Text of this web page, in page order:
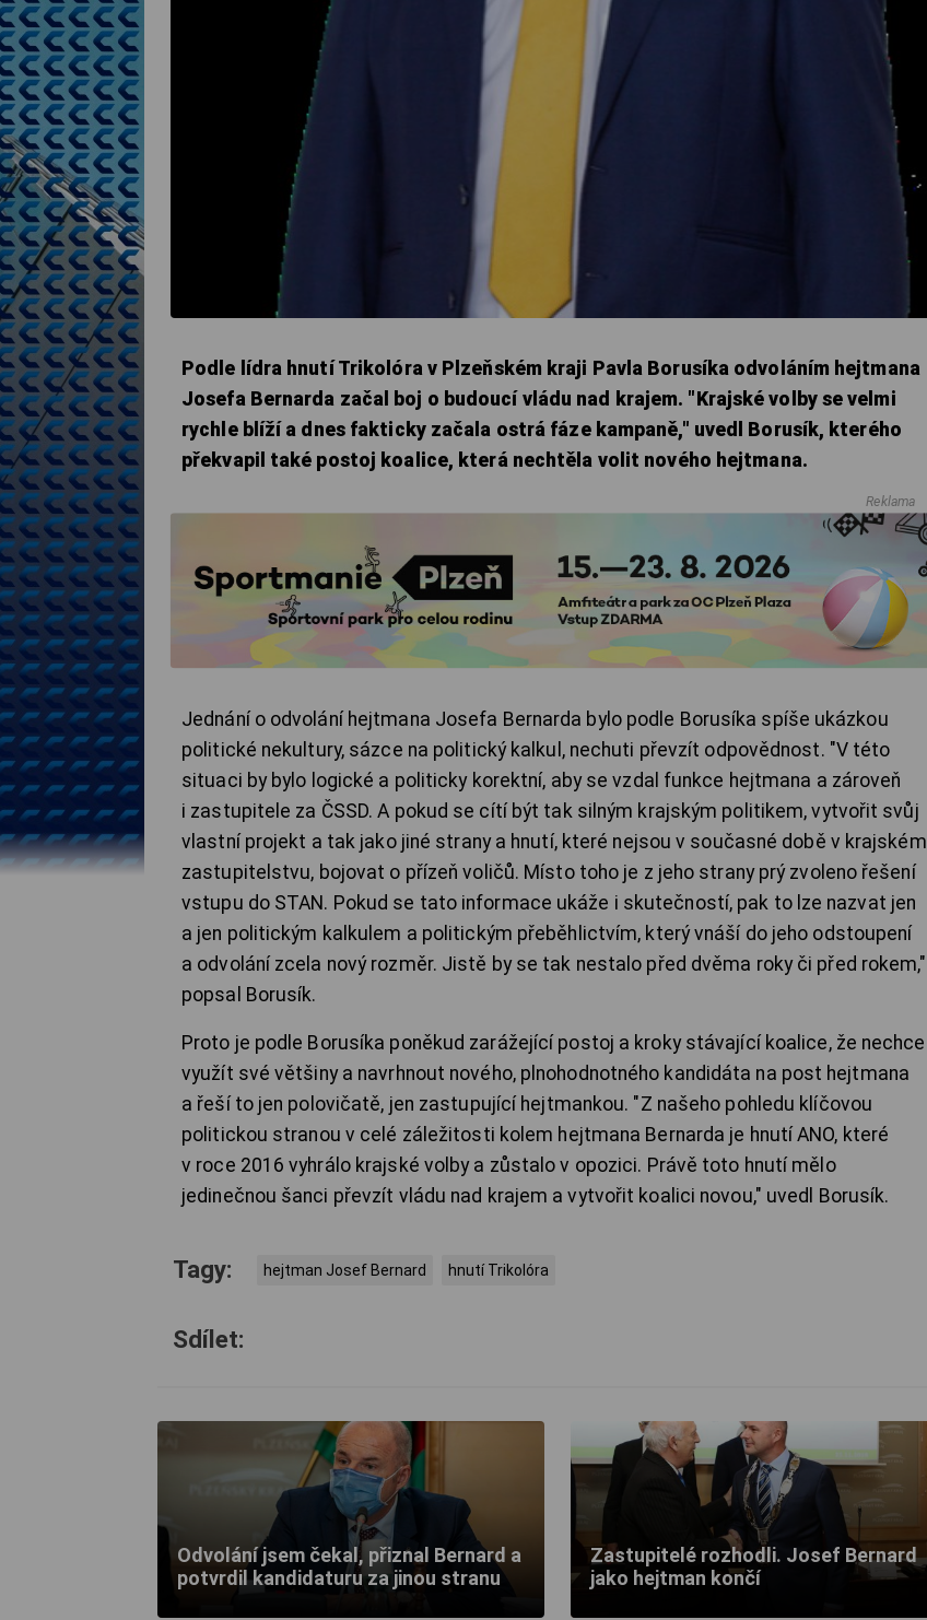
Podle lídra hnutí Trikolóra v Plzeňském kraji Pavla Borusíka odvoláním hejtmana
Josefa Bernarda začal boj o budoucí vládu nad krajem. "Krajské volby se velmi
rychle blíží a dnes fakticky začala ostrá fáze kampaně," uvedl Borusík, kterého
překvapil také postoj koalice, která nechtěla volit nového hejtmana.
Reklama
Jednání o odvolání hejtmana Josefa Bernarda bylo podle Borusíka spíše ukázkou
politické nekultury, sázce na politický kalkul, nechuti převzít odpovědnost. "V této
situaci by bylo logické a politicky korektní, aby se vzdal funkce hejtmana a zároveň
i zastupitele za ČSSD. A pokud se cítí být tak silným krajským politikem, vytvořit svůj
vlastní projekt a tak jako jiné strany a hnutí, které nejsou v současné době v krajském
zastupitelstvu, bojovat o přízeň voličů. Místo toho je z jeho strany prý zvoleno řešení
vstupu do STAN. Pokud se tato informace ukáže i skutečností, pak to lze nazvat jen
a jen politickým kalkulem a politickým přeběhlictvím, který vnáší do jeho odstoupení
a odvolání zcela nový rozměr. Jistě by se tak nestalo před dvěma roky či před rokem,"
popsal Borusík.
Proto je podle Borusíka poněkud zarážející postoj a kroky stávající koalice, že nechce
využít své většiny a navrhnout nového, plnohodnotného kandidáta na post hejtmana
a řeší to jen polovičatě, jen zastupující hejtmankou. "Z našeho pohledu klíčovou
politickou stranou v celé záležitosti kolem hejtmana Bernarda je hnutí ANO, které
v roce 2016 vyhrálo krajské volby a zůstalo v opozici. Právě toto hnutí mělo
jedinečnou šanci převzít vládu nad krajem a vytvořit koalici novou," uvedl Borusík.
Tagy: hejtman Josef Bernard hnutí Trikolóra
Sdílet:
Odvolání jsem čekal, přiznal Bernard a
potvrdil kandidaturu za jinou stranu
Zastupitelé rozhodli. Josef Bernard
jako hejtman končí